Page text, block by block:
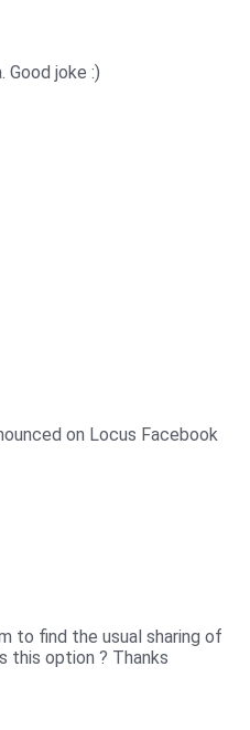
Good joke :)
on Locus Facebook
to find the usual sharing of
this option ? Thanks